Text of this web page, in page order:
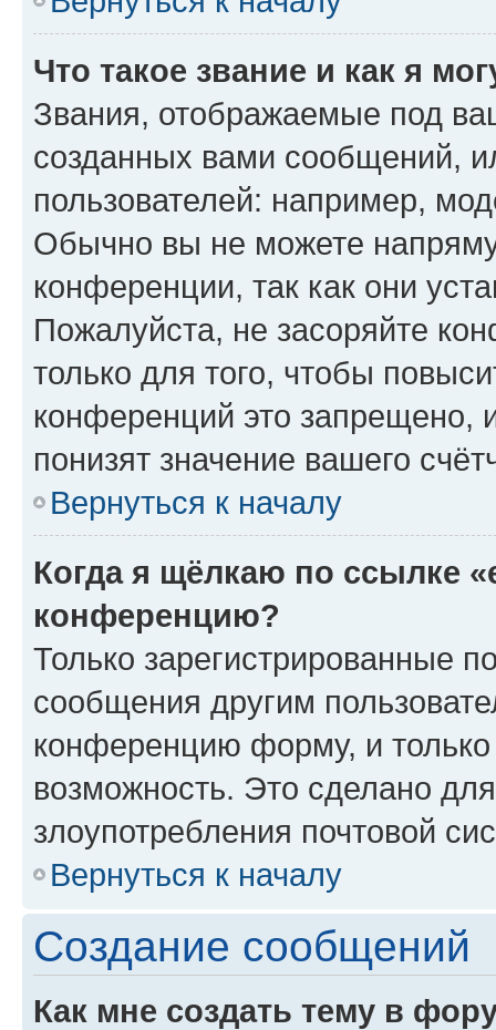
Что такое звание и как я
Звания, отображаемые под
созданных вами сообщений,
пользователей: например,
Обычно вы не можете
конференции, так как они
Пожалуйста, не засоряйте
только для того, чтобы
конференций это запрещено,
понизят значение вашего
Вернуться к началу
Когда я щёлкаю по ссылке
конференцию?
Только зарегистрированные
сообщения другим
конференцию форму, и
возможность. Это сделано
злоупотребления почтовой
Вернуться к началу
Создание сообщений
Как мне создать тему в